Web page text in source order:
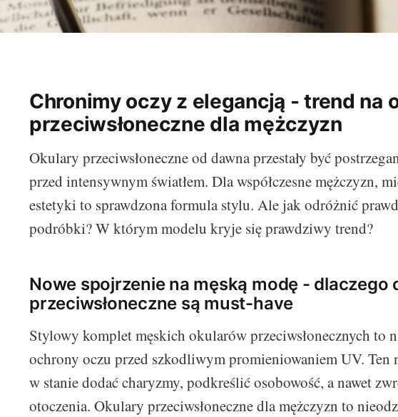
Chronimy oczy z elegancją - trend na
przeciwsłoneczne dla mężczyzn
Okulary przeciwsłoneczne od dawna przestały być
przed intensywnym światłem. Dla współczesne mężczyzn,
estetyki to sprawdzona formula stylu. Ale jak odróżnić
podróbki? W którym modelu kryje się prawdziwy trend?
Nowe spojrzenie na męską modę - dlaczego
przeciwsłoneczne są must-have
Stylowy komplet męskich okularów przeciwsłonecznych to
ochrony oczu przed szkodliwym promieniowaniem UV. Ten
w stanie dodać charyzmy, podkreślić osobowość, a nawet
otoczenia. Okulary przeciwsłoneczne dla mężczyzn to